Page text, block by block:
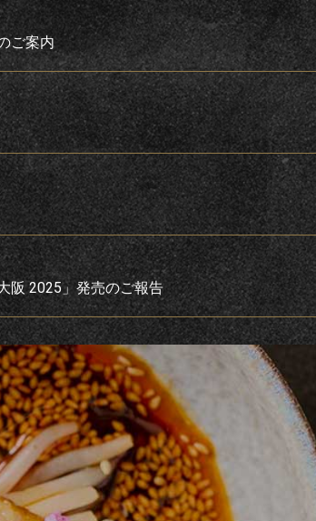
ご案内
阪 2025」発売のご報告